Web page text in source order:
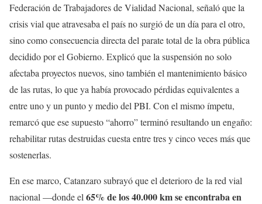
Federación de Trabajadores de Vialidad Nacional, señaló que la
crisis vial que atravesaba el país no surgió de un día para el otro,
sino como consecuencia directa del parate total de la obra pública
decidido por el Gobierno. Explicó que la suspensión no solo
afectaba proyectos nuevos, sino también el mantenimiento básico
de las rutas, lo que ya había provocado pérdidas equivalentes a
entre uno y un punto y medio del PBI. Con el mismo ímpetu,
remarcó que ese supuesto “ahorro” terminó resultando un engaño:
rehabilitar rutas destruidas cuesta entre tres y cinco veces más que
sostenerlas.
En ese marco, Catanzaro subrayó que el deterioro de la red vial
nacional —donde el 65% de los 40.000 km se encontraba en